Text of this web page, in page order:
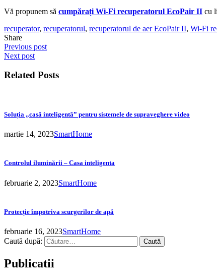
Vă propunem să cumpărați Wi-Fi recuperatorul EcoPair II cu
recuperator, recuperatorul, recuperatorul de aer EcoPair II, Wi-Fi
Share
Previous post
Next post
Related Posts
Soluția „casă inteligentă” pentru sistemele de supraveghere video
martie 14, 2023SmartHome
Controlul iluminării – Casa inteligenta
februarie 2, 2023SmartHome
Protecție împotriva scurgerilor de apă
februarie 16, 2023SmartHome
Caută după:
Publicatii